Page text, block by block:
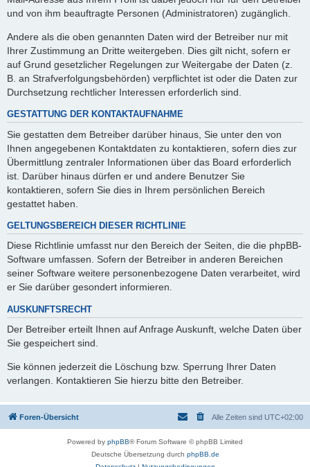
und von ihm beauftragte Personen (Administratoren) zugänglich.
Andere als die oben genannten Daten wird der Betreiber nur mit
Ihrer Zustimmung an Dritte weitergeben. Dies gilt nicht, sofern er
auf Grund gesetzlicher Regelungen zur Weitergabe der Daten (z.
B. an Strafverfolgungsbehörden) verpflichtet ist oder die Daten zur
Durchsetzung rechtlicher Interessen erforderlich sind.
GESTATTUNG DER KONTAKTAUFNAHME
Sie gestatten dem Betreiber darüber hinaus, Sie unter den von
Ihnen angegebenen Kontaktdaten zu kontaktieren, sofern dies zur
Übermittlung zentraler Informationen über das Board erforderlich
ist. Darüber hinaus dürfen er und andere Benutzer Sie
kontaktieren, sofern Sie dies in Ihrem persönlichen Bereich
gestattet haben.
GELTUNGSBEREICH DIESER RICHTLINIE
Diese Richtlinie umfasst nur den Bereich der Seiten, die die phpBB-
Software umfassen. Sofern der Betreiber in anderen Bereichen
seiner Software weitere personenbezogene Daten verarbeitet, wird
er Sie darüber gesondert informieren.
AUSKUNFTSRECHT
Der Betreiber erteilt Ihnen auf Anfrage Auskunft, welche Daten über
Sie gespeichert sind.
Sie können jederzeit die Löschung bzw. Sperrung Ihrer Daten
verlangen. Kontaktieren Sie hierzu bitte den Betreiber.
Foren-Übersicht Alle Zeiten sind UTC+02:00
Powered by phpBB® Forum Software © phpBB Limited
Deutsche Übersetzung durch phpBB.de